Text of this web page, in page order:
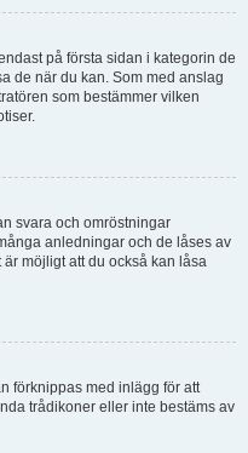
på första sidan i kategorin de
de när du kan. Som med anslag
som bestämmer vilken
svara och omröstningar
anledningar och de låses av
möjligt att du också kan låsa
förknippas med inlägg för att
trådikoner eller inte bestäms av